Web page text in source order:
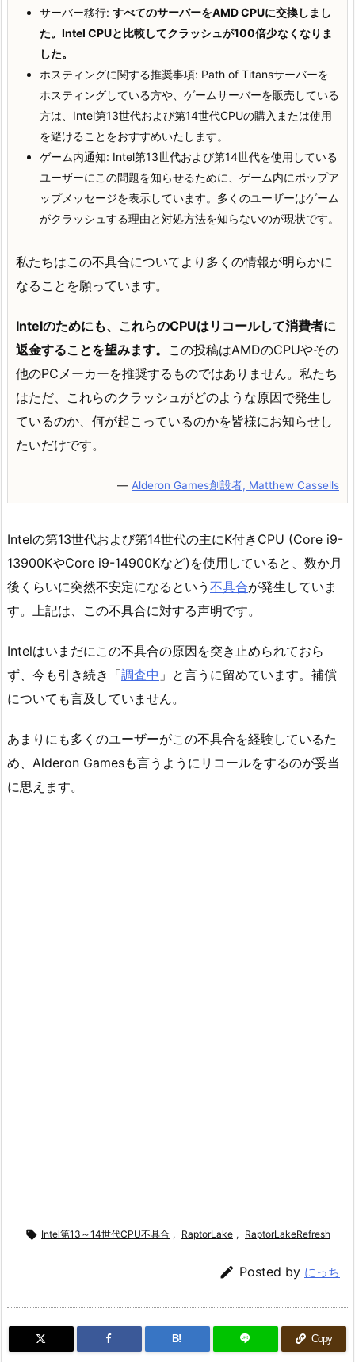
サーバー移行: すべてのサーバーをAMD CPUに交換しまし
た。Intel CPUと比較してクラッシュが100倍少なくなりま
した。
ホスティングに関する推奨事項: Path of Titansサーバーを
ホスティングしている方や、ゲームサーバーを販売している
方は、Intel第13世代および第14世代CPUの購入または使用
を避けることをおすすめいたします。
ゲーム内通知: Intel第13世代および第14世代を使用している
ユーザーにこの問題を知らせるために、ゲーム内にポップア
ップメッセージを表示しています。多くのユーザーはゲーム
がクラッシュする理由と対処方法を知らないのが現状です。
私たちはこの不具合についてより多くの情報が明らかに
なることを願っています。
Intelのためにも、これらのCPUはリコールして消費者に
返金することを望みます。 この投稿はAMDのCPUやその
他のPCメーカーを推奨するものではありません。私たち
はただ、これらのクラッシュがどのような原因で発生し
ているのか、何が起こっているのかを皆様にお知らせし
たいだけです。
― Alderon Games創設者, Matthew Cassells
Intelの第13世代および第14世代の主にK付きCPU (Core i9-
13900KやCore i9-14900Kなど)を使用していると、数か月
後くらいに突然不安定になるという 不具合が発生していま
す。上記は、この不具合に対する声明です。
Intelはいまだにこの不具合の原因を突き止められておら
ず、今も引き続き「調査中 」と言うに留めています。補償
についても言及していません。
あまりにも多くのユーザーがこの不具合を経験しているた
め、Alderon Gamesも言うようにリコールをするのが妥当
に思えます。
 Intel第13～14世代CPU不具合 , RaptorLake , RaptorLakeRefresh
 Posted by にっち
B! Copy